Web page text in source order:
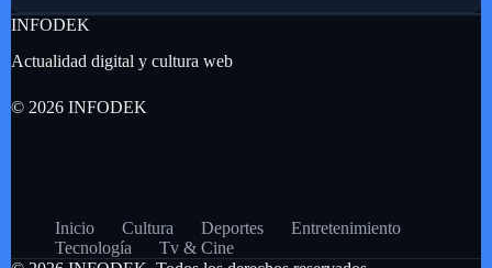
INFODEK
Actualidad digital y cultura web
© 2026 INFODEK
Inicio Cultura Deportes
Entretenimiento
Tecnología
Tv & Cine